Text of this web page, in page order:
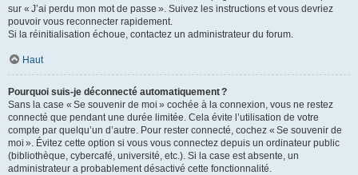
sur « J’ai perdu mon mot de passe ». Suivez les instructions et vous devriez
pouvoir vous reconnecter rapidement.
Si la réinitialisation échoue, contactez un administrateur du forum.
Haut
Pourquoi suis-je déconnecté automatiquement ?
Sans la case « Se souvenir de moi » cochée à la connexion, vous ne restez
connecté que pendant une durée limitée. Cela évite l’utilisation de votre
compte par quelqu’un d’autre. Pour rester connecté, cochez « Se souvenir de
moi ». Évitez cette option si vous vous connectez depuis un ordinateur public
(bibliothèque, cybercafé, université, etc.). Si la case est absente, un
administrateur a probablement désactivé cette fonctionnalité.